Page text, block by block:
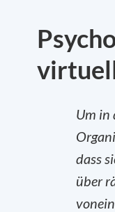
Um in
dass
über